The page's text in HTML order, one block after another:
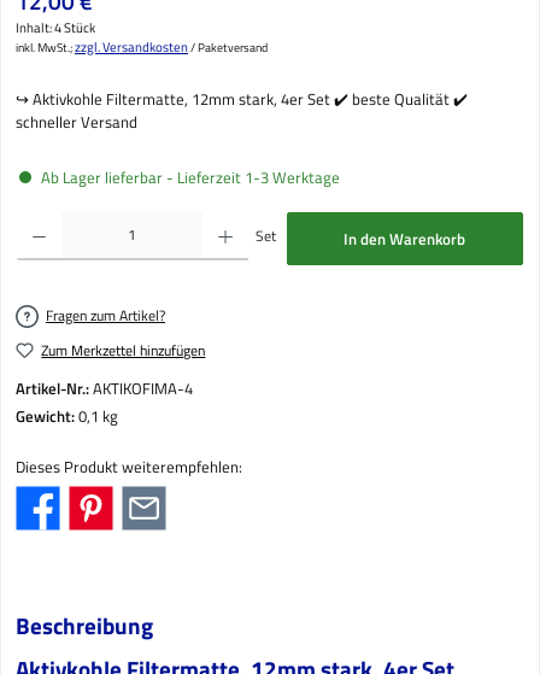
Inhalt:4 Stück
inkl. MwSt.;zzgl. Versandkosten/ Paketversand
↪️ Aktivkohle Filtermatte, 12mm stark, 4er Set ✔️ beste Qualität ✔️
schneller Versand
Ab Lager lieferbar - Lieferzeit 1-3 Werktage
Produkt Anzahl: Gib den gewünschten Wert ein oder benutze die Schaltflächen um die
Set In den Warenkorb
Fragen zum Artikel?
Zum Merkzettel hinzufügen
Artikel-Nr.:AKTIKOFIMA-4
Gewicht:0,1 kg
Dieses Produkt weiterempfehlen:
Beschreibung